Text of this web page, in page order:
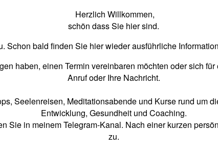
Herzlich Willkommen,
schön dass Sie hier sind.
Schon bald finden Sie hier wieder ausführliche
haben, einen Termin vereinbaren möchten oder sich
Anruf oder Ihre Nachricht.
Seelenreisen, Meditationsabende und Kurse rund um
Entwicklung, Gesundheit und Coaching.
Sie in meinem Telegram-Kanal. Nach einer kurzen
zu.